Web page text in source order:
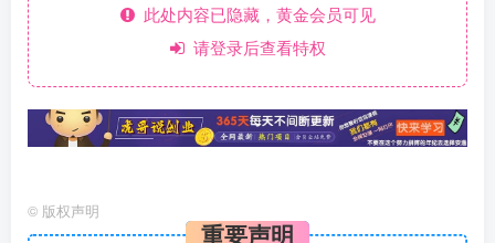
此处内容已隐藏，黄金会员可见
请登录后查看特权
© 版权声明
重要声明